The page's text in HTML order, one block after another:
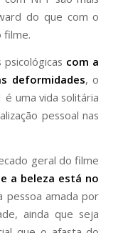
do que com o
filme.
com a
deformidades, o
é uma vida solitária
pessoal nas
geral do filme
a beleza está no
pessoa amada por
ainda que seja